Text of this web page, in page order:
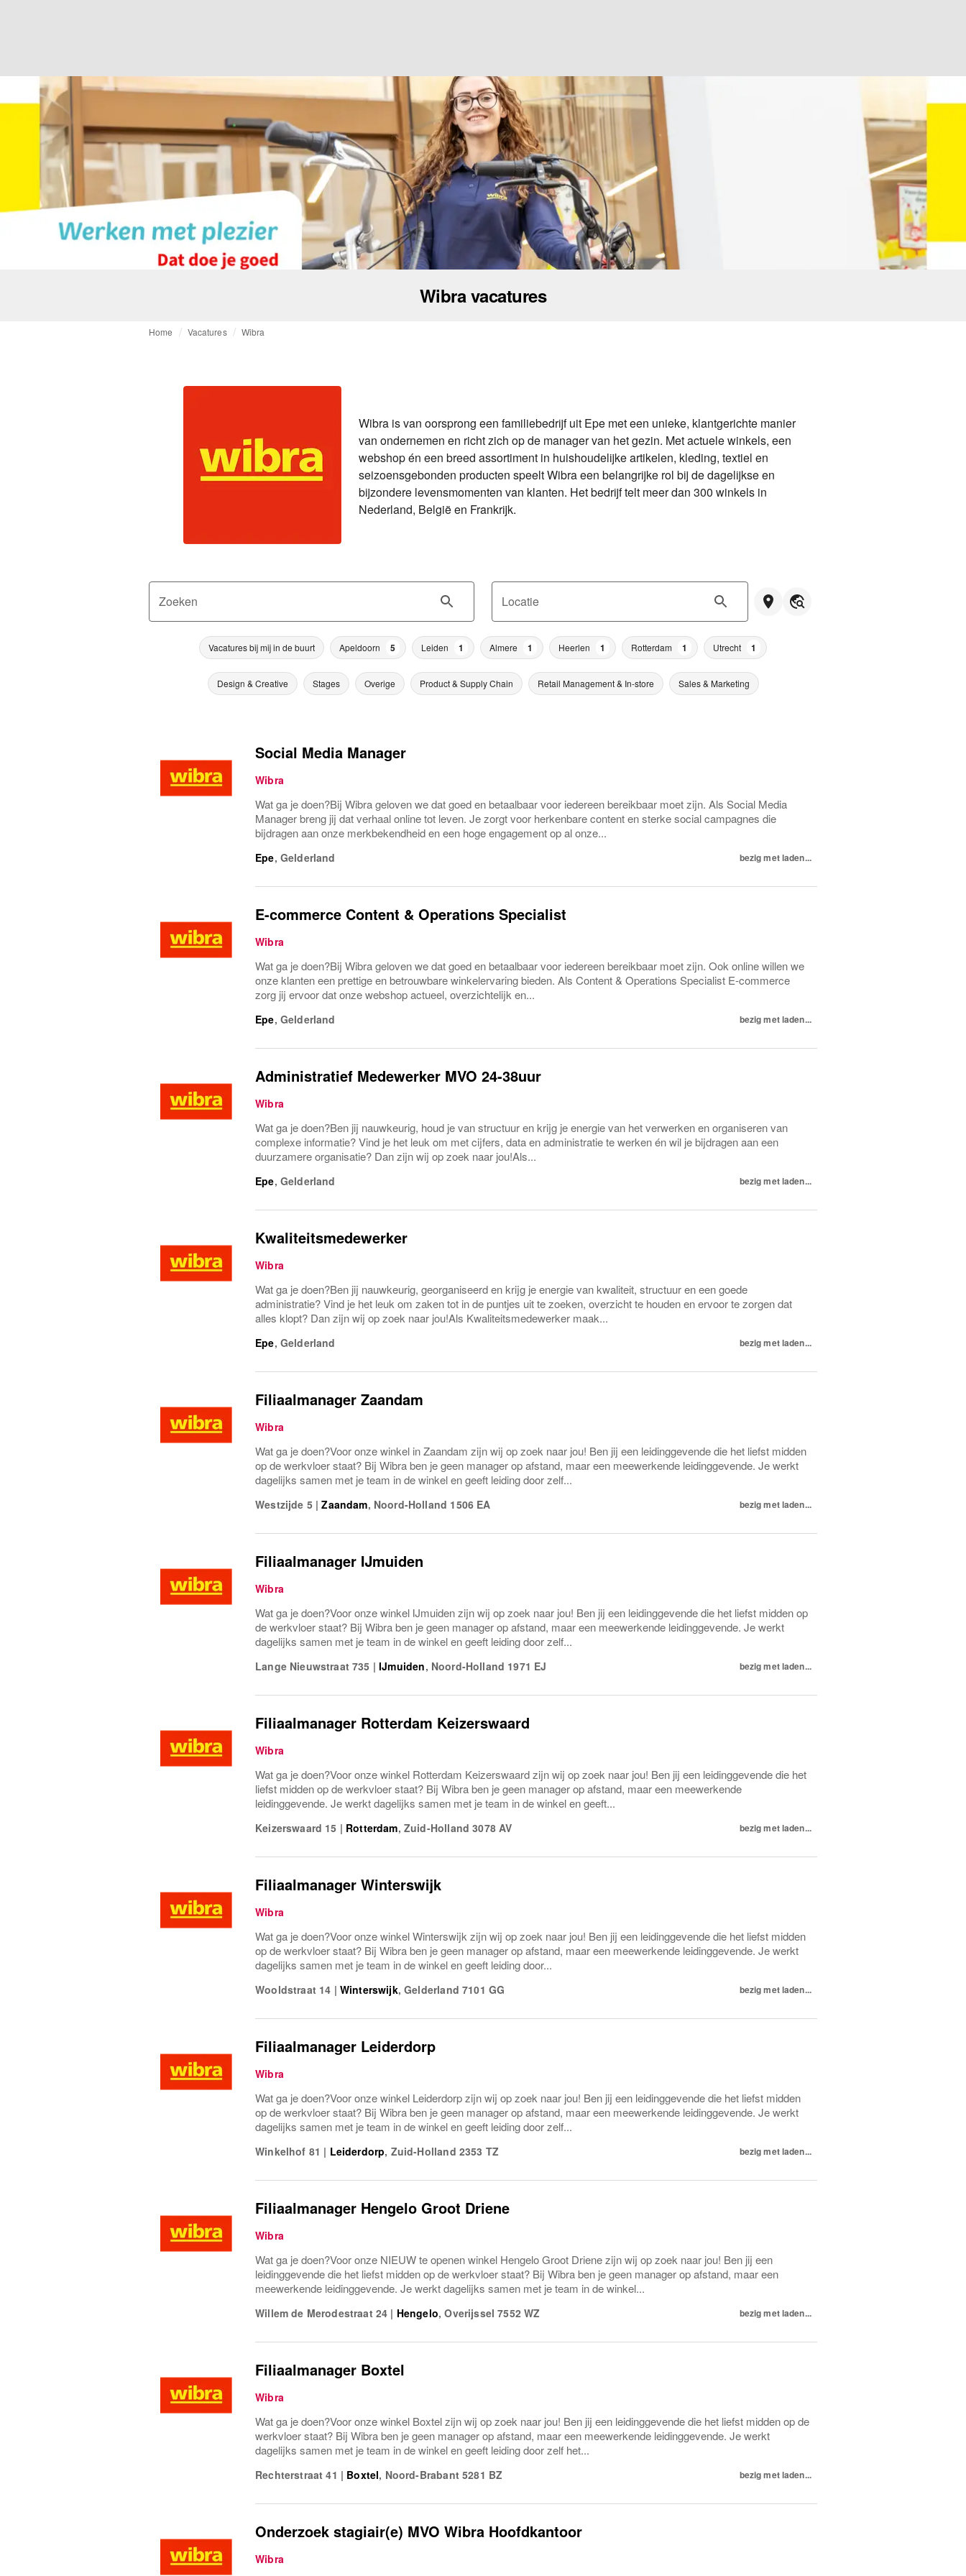
Wibra vacatures
Home Vacatures Wibra
Wibra is van oorsprong een familiebedrijf uit Epe met een unieke, klantgerichte manier
van ondernemen en richt zich op de manager van het gezin. Met actuele winkels, een
webshop én een breed assortiment in huishoudelijke artikelen, kleding, textiel en
seizoensgebonden producten speelt Wibra een belangrijke rol bij de dagelijkse en
bijzondere levensmomenten van klanten. Het bedrijf telt meer dan 300 winkels in
Nederland, België en Frankrijk.
Zoeken Locatie
Vacatures bij mij in de buurt Apeldoorn 5 Leiden 1 Almere 1 Heerlen 1 Rotterdam 1 Utrecht 1
Design & Creative Stages Overige Product & Supply Chain Retail Management & In-store Sales & Marketing
Social Media Manager
Wibra
Wat ga je doen?Bij Wibra geloven we dat goed en betaalbaar voor iedereen bereikbaar moet zijn. Als Social Media
Manager breng jij dat verhaal online tot leven. Je zorgt voor herkenbare content en sterke social campagnes die
bijdragen aan onze merkbekendheid en een hoge engagement op al onze...
Epe, Gelderland bezig met laden...
E-commerce Content & Operations Specialist
Wibra
Wat ga je doen?Bij Wibra geloven we dat goed en betaalbaar voor iedereen bereikbaar moet zijn. Ook online willen we
onze klanten een prettige en betrouwbare winkelervaring bieden. Als Content & Operations Specialist E-commerce
zorg jij ervoor dat onze webshop actueel, overzichtelijk en...
Epe, Gelderland bezig met laden...
Administratief Medewerker MVO 24-38uur
Wibra
Wat ga je doen?Ben jij nauwkeurig, houd je van structuur en krijg je energie van het verwerken en organiseren van
complexe informatie? Vind je het leuk om met cijfers, data en administratie te werken én wil je bijdragen aan een
duurzamere organisatie? Dan zijn wij op zoek naar jou!Als...
Epe, Gelderland bezig met laden...
Kwaliteitsmedewerker
Wibra
Wat ga je doen?Ben jij nauwkeurig, georganiseerd en krijg je energie van kwaliteit, structuur en een goede
administratie? Vind je het leuk om zaken tot in de puntjes uit te zoeken, overzicht te houden en ervoor te zorgen dat
alles klopt? Dan zijn wij op zoek naar jou!Als Kwaliteitsmedewerker maak...
Epe, Gelderland bezig met laden...
Filiaalmanager Zaandam
Wibra
Wat ga je doen?Voor onze winkel in Zaandam zijn wij op zoek naar jou! Ben jij een leidinggevende die het liefst midden
op de werkvloer staat? Bij Wibra ben je geen manager op afstand, maar een meewerkende leidinggevende. Je werkt
dagelijks samen met je team in de winkel en geeft leiding door zelf...
Westzijde 5 | Zaandam, Noord-Holland 1506 EA bezig met laden...
Filiaalmanager IJmuiden
Wibra
Wat ga je doen?Voor onze winkel IJmuiden zijn wij op zoek naar jou! Ben jij een leidinggevende die het liefst midden op
de werkvloer staat? Bij Wibra ben je geen manager op afstand, maar een meewerkende leidinggevende. Je werkt
dagelijks samen met je team in de winkel en geeft leiding door zelf...
Lange Nieuwstraat 735 | IJmuiden, Noord-Holland 1971 EJ bezig met laden...
Filiaalmanager Rotterdam Keizerswaard
Wibra
Wat ga je doen?Voor onze winkel Rotterdam Keizerswaard zijn wij op zoek naar jou! Ben jij een leidinggevende die het
liefst midden op de werkvloer staat? Bij Wibra ben je geen manager op afstand, maar een meewerkende
leidinggevende. Je werkt dagelijks samen met je team in de winkel en geeft...
Keizerswaard 15 | Rotterdam, Zuid-Holland 3078 AV bezig met laden...
Filiaalmanager Winterswijk
Wibra
Wat ga je doen?Voor onze winkel Winterswijk zijn wij op zoek naar jou! Ben jij een leidinggevende die het liefst midden
op de werkvloer staat? Bij Wibra ben je geen manager op afstand, maar een meewerkende leidinggevende. Je werkt
dagelijks samen met je team in de winkel en geeft leiding door...
Wooldstraat 14 | Winterswijk,Gelderland 7101 GG bezig met laden...
Filiaalmanager Leiderdorp
Wibra
Wat ga je doen?Voor onze winkel Leiderdorp zijn wij op zoek naar jou! Ben jij een leidinggevende die het liefst midden
op de werkvloer staat? Bij Wibra ben je geen manager op afstand, maar een meewerkende leidinggevende. Je werkt
dagelijks samen met je team in de winkel en geeft leiding door zelf...
Winkelhof 81 | Leiderdorp, Zuid-Holland 2353 TZ bezig met laden...
Filiaalmanager Hengelo Groot Driene
Wibra
Wat ga je doen?Voor onze NIEUW te openen winkel Hengelo Groot Driene zijn wij op zoek naar jou! Ben jij een
leidinggevende die het liefst midden op de werkvloer staat? Bij Wibra ben je geen manager op afstand, maar een
meewerkende leidinggevende. Je werkt dagelijks samen met je team in de winkel...
Willem de Merodestraat 24 | Hengelo,Overijssel 7552 WZ bezig met laden...
Filiaalmanager Boxtel
Wibra
Wat ga je doen?Voor onze winkel Boxtel zijn wij op zoek naar jou! Ben jij een leidinggevende die het liefst midden op de
werkvloer staat? Bij Wibra ben je geen manager op afstand, maar een meewerkende leidinggevende. Je werkt
dagelijks samen met je team in de winkel en geeft leiding door zelf het...
Rechterstraat 41 | Boxtel, Noord-Brabant 5281 BZ bezig met laden...
Onderzoek stagiair(e) MVO Wibra Hoofdkantoor
Wibra